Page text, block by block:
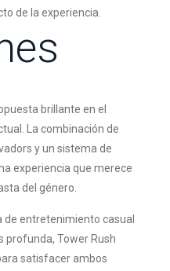
de la experiencia.
brillante en el
La combinación de
y un sistema de
experiencia que merece
del género.
de entretenimiento casual
profunda, Tower Rush
satisfacer ambos